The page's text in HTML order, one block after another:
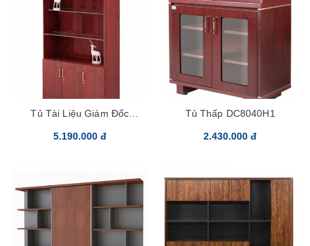
Tủ Tài Liệu Giám Đốc
5.190.000 đ
Tủ Thấp DC8040H1
2.430.000 đ